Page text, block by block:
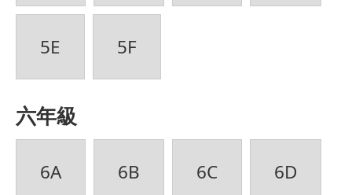
5E 5F
六年級
6A 6B 6C 6D